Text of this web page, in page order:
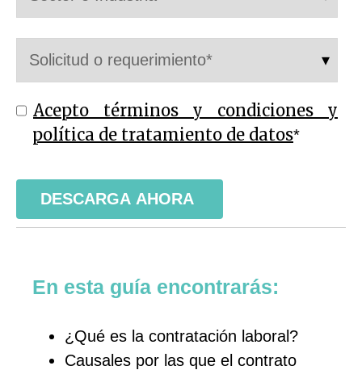
Acepto términos y condiciones y
política de tratamiento de datos*
En esta guía encontrarás:
¿Qué es la contratación laboral?
Causales por las que el contrato